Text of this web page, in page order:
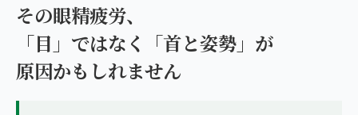
その眼精疲労、
「目」ではなく「首と姿勢」が
原因かもしれません